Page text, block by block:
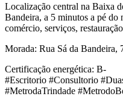
Localização central na Baixa
Bandeira, a 5 minutos a pé do
comércio, serviços,
Morada: Rua Sá da Bandeira,
Certificação energética: B-
#Escritorio #Consultorio
#MetrodaTrindade